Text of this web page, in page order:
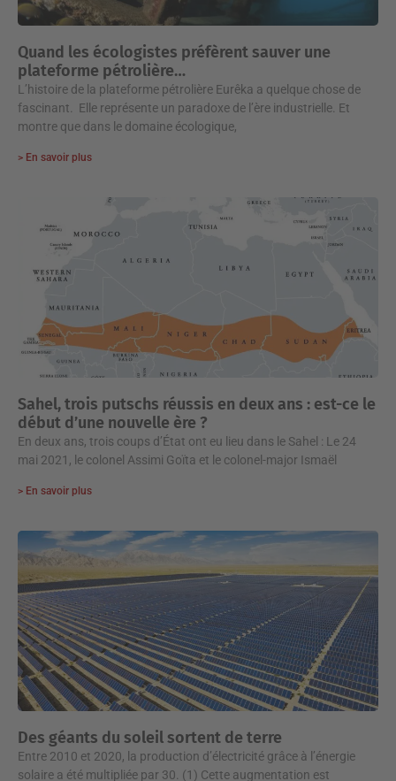
Quand les écologistes préfèrent sauver une
plateforme pétrolière…
L’histoire de la plateforme pétrolière Eurêka a quelque chose de
fascinant. Elle représente un paradoxe de l’ère industrielle. Et
montre que dans le domaine écologique,
> En savoir plus
Sahel, trois putschs réussis en deux ans : est-ce le
début d’une nouvelle ère ?
En deux ans, trois coups d’État ont eu lieu dans le Sahel : Le 24
mai 2021, le colonel Assimi Goïta et le colonel-major Ismaël
> En savoir plus
Des géants du soleil sortent de terre
Entre 2010 et 2020, la production d’électricité grâce à l’énergie
solaire a été multipliée par 30. (1) Cette augmentation est